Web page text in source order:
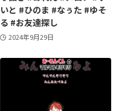
いと #ひのま #なぅた #ゆそ
る #お友達探し
2024年9月29日